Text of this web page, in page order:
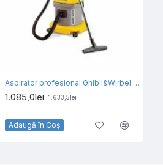
Aspirator profesional Ghibli&Wirbel AS 10 P, volum rezervor 22l, putere 1000w
1.085,0lei 1.633,5lei
Adaugă în Coş